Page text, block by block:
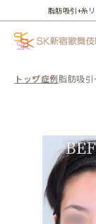
脂肪吸引+糸
トップ症例脂肪吸